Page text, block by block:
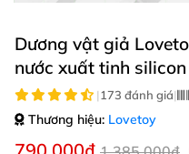
Dương vật giả
nước xuất tinh
|173 đánh giá|
Thương hiệu: Lovetoy